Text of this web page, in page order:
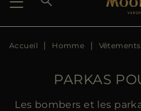
PAYS DE LIVRAISON
DE
Accueil Homme
PARKAS
Les bombers et les